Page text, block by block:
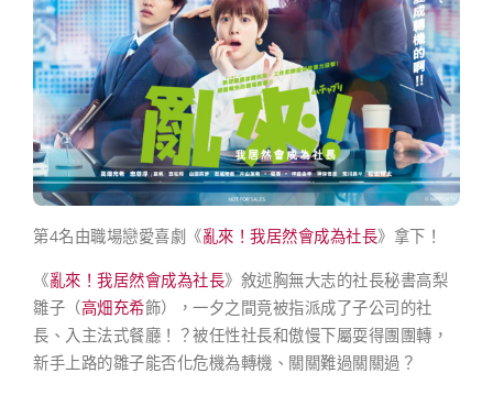
第4名由職場戀愛喜劇《亂來！我居然會成為社長》拿下！
《亂來！我居然會成為社長》敘述胸無大志的社長秘書高梨
雛子（高畑充希飾），一夕之間竟被指派成了子公司的社
長、入主法式餐廳！？被任性社長和傲慢下屬耍得團團轉，
新手上路的雛子能否化危機為轉機、關關難過關關過？